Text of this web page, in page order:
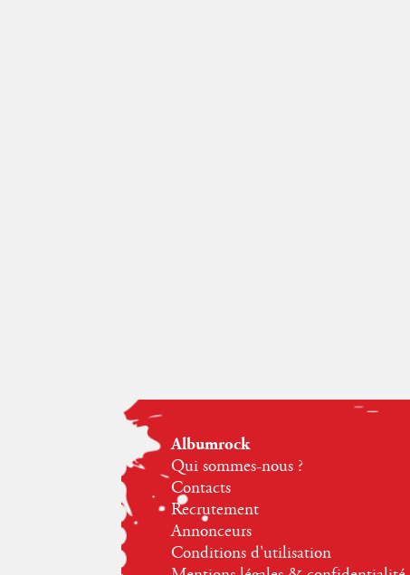
Albumrock
Qui sommes-nous ?
Contacts
Recrutement
Annonceurs
Conditions d'utilisation